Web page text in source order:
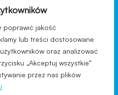
poprawić jakość
lub treści dostosowane
oraz analizować
„Akceptuj wszystkie”
przez nas plików
strony
prywatności